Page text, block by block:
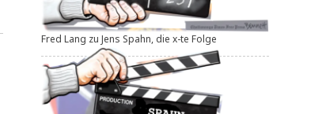
Fred Lang zu Jens Spahn, die x-te Folge